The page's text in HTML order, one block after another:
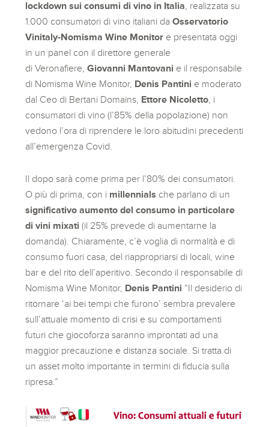
lockdown sui consumi di vino in Italia , realizzata su
1.000 consumatori di vino italiani daOsservatorio
Vinitaly-Nomisma Wine Monitor e presentata oggi
in un panel con il direttore generale
di Veronafiere,Giovanni Mantovani e il responsabile
di Nomisma Wine Monitor, Denis Pantini e moderato
dal Ceo di Bertani Domains, Ettore Nicoletto , i
consumatori di vino (l’85% della popolazione) non
vedono l’ora di riprendere le loro abitudini precedenti
all’emergenza Covid.
Il dopo sarà come prima per l’80% dei consumatori.
O più di prima, con i millennials che parlano di un
significativo aumento del consumo in particolare
di vini mixati(il 25% prevede di aumentarne la
domanda). Chiaramente, c’è voglia di normalità e di
consumo fuori casa, del riappropriarsi di locali, wine
bar e del rito dell’aperitivo. Secondo il responsabile di
Nomisma Wine Monitor, Denis Pantini “Il desiderio di
ritornare ‘ai bei tempi che furono’ sembra prevalere
sull’attuale momento di crisi e su comportamenti
futuri che giocoforza saranno improntati ad una
maggior precauzione e distanza sociale. Si tratta di
un asset molto importante in termini di fiducia sulla
ripresa.”